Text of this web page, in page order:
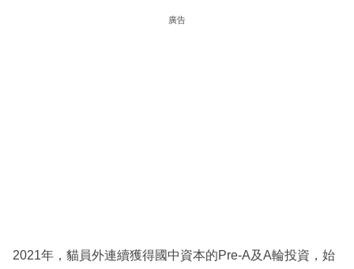
廣告
2021年，貓員外連續獲得國中資本的Pre-A及A輪投資，始